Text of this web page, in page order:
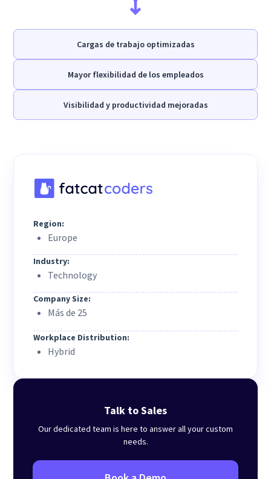
Cargas de trabajo optimizadas
Mayor flexibilidad de los empleados
Visibilidad y productividad mejoradas
Region:
Europe
Industry:
Technology
Company Size:
Más de 25
Workplace Distribution:
Hybrid
Talk to Sales
Our dedicated team is here to answer all your custom
needs.